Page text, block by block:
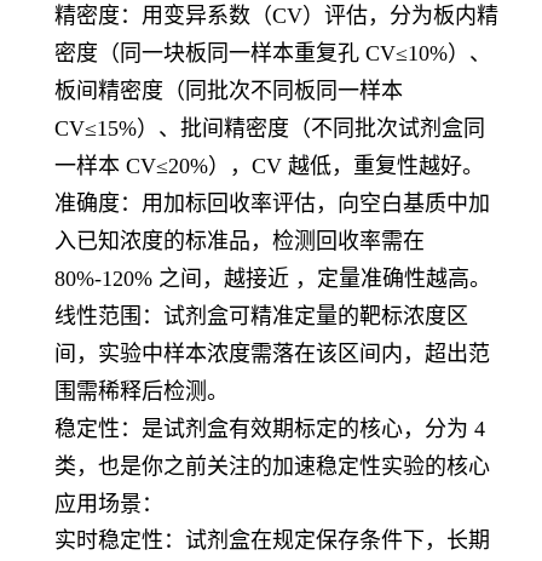
精密度 ：用变异系数（CV）评估，分为板内精
密度（同一块板同一样本重复孔 CV≤10%）、
板间精密度（同批次不同板同一样本
CV≤15%）、批间精密度（不同批次试剂盒同
一样本 CV≤20%），CV 越低，重复性越好。
准确度 ：用加标回收率评估，向空白基质中加
入已知浓度的标准品，检测回收率需在
80%-120% 之间，越接近 ，定量准确性越高。
线性范围 ：试剂盒可精准定量的靶标浓度区
间，实验中样本浓度需落在该区间内，超出范
围需稀释后检测。
稳定性 ：是试剂盒有效期标定的核心，分为 4
类，也是你之前关注的加速稳定性实验的核心
应用场景：
实时稳定性：试剂盒在规定保存条件下，长期